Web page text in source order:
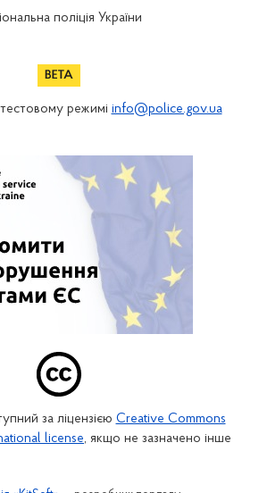
поліція України
режимі info@police.gov.ua
за ліцензією Creative Commons
license, якщо не зазначено інше